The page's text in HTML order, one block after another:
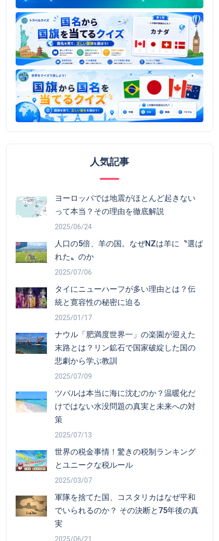
人気記事
ヨーロッパでは地震がほとんど起きない
って本当？その理由を徹底解説
2025/06/24
人口の5倍、羊の国。なぜNZは羊に〝選ば
れた〟のか
2025/07/06
タイにニューハーフが多い理由とは？伝
統と寛容性の秘密に迫る
2025/01/17
ナウル「肥満度世界一」の楽園が迎えた
末路とは？リン鉱石で国家破綻した国の
悲劇から学ぶ教訓
2025/07/09
ツバルは本当に海に沈むのか？温暖化だ
けではない水没問題の真実と未来への対
策
2025/07/13
世界の税金事情！驚きの税制ランキング
とユニークな税ルール
2025/03/07
軍隊を捨てた国、コスタリカはなぜ平和
でいられるのか？ その決断と75年後の真
実
2025/06/21